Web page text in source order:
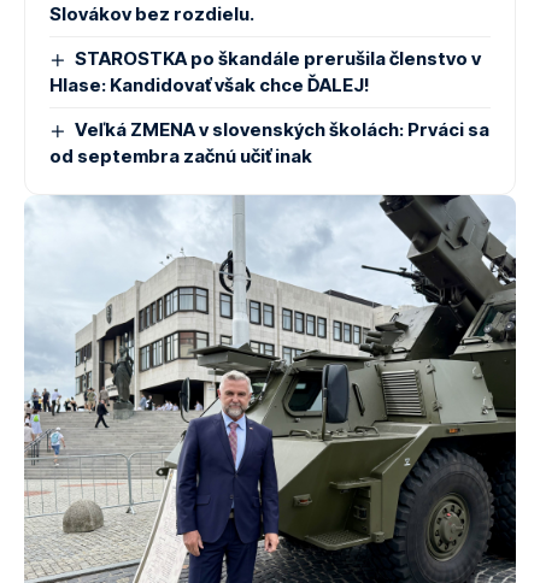
Slovákov bez rozdielu.
STAROSTKA po škandále prerušila členstvo v
Hlase: Kandidovať však chce ĎALEJ!
Veľká ZMENA v slovenských školách: Prváci sa
od septembra začnú učiť inak